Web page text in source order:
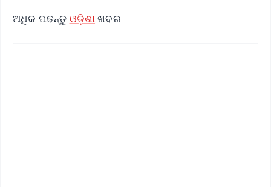
ଅଧିକ ପଢନ୍ତୁ ଓଡ଼ିଶା ଖବର